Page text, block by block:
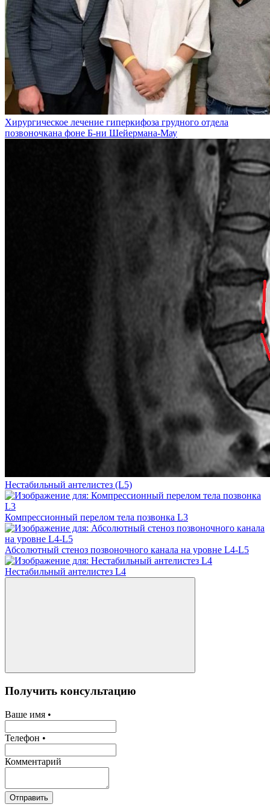
Хирургическое лечение гиперкифоза грудного отдела
позвоночкана фоне Б-ни Шейермана-Мау
Нестабильный антелистез (L5)
Компрессионный перелом тела позвонка L3
Абсолютный стеноз позвоночного канала на уровне L4-L5
Нестабильный антелистез L4
Получить консультацию
Ваше имя •
Телефон •
Комментарий
Отправить